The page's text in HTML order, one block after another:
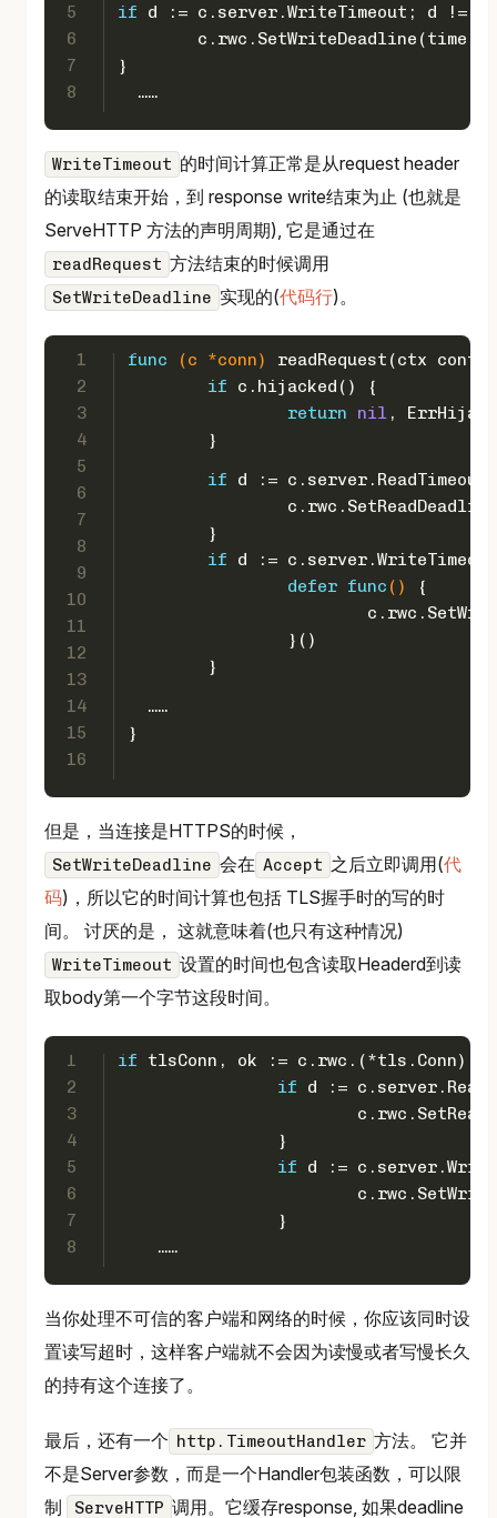
5
6
7
8
if d := c.server.WriteTimeout; d !=
}
  ……
WriteTimeout 的时间计算正常是从request header
的读取结束开始，到 response write结束为止 (也就是
ServeHTTP 方法的声明周期), 它是通过在
readRequest 方法结束的时候调用
SetWriteDeadline 实现的(代码行)。
1
2
3
4
5
6
7
8
9
10
11
12
13
14
15
16
func (c *conn)
readRequest(ctx
if c.hijacked() {
return
nil ,
	}
if d :=
	}
if d :=
defer func ()
{
		}()
	}
  ……
}
但是，当连接是HTTPS的时候，
SetWriteDeadline 会在 Accept 之后立即调用(代
码)，所以它的时间计算也包括 TLS握手时的写的时
间。 讨厌的是， 这就意味着(也只有这种情况)
WriteTimeout 设置的时间也包含读取Headerd到读
取body第一个字节这段时间。
1
2
3
4
5
6
7
8
if tlsConn, ok := c.rwc.(*tls.Conn);
if d :=
		}
if d :=
		}
    ……
当你处理不可信的客户端和网络的时候，你应该同时设
置读写超时，这样客户端就不会因为读慢或者写慢长久
的持有这个连接了。
最后，还有一个 http.TimeoutHandler 方法。 它并
不是Server参数，而是一个Handler包装函数，可以限
制
ServeHTTP 调用。它缓存response, 如果deadline